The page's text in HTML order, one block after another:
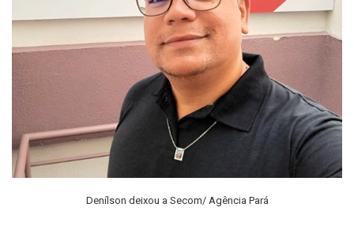
Denílson deixou a Secom/ Agência Pará